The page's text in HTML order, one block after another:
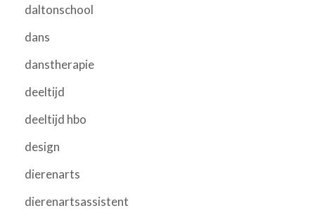
daltonschool
dans
danstherapie
deeltijd
deeltijd hbo
design
dierenarts
dierenartsassistent